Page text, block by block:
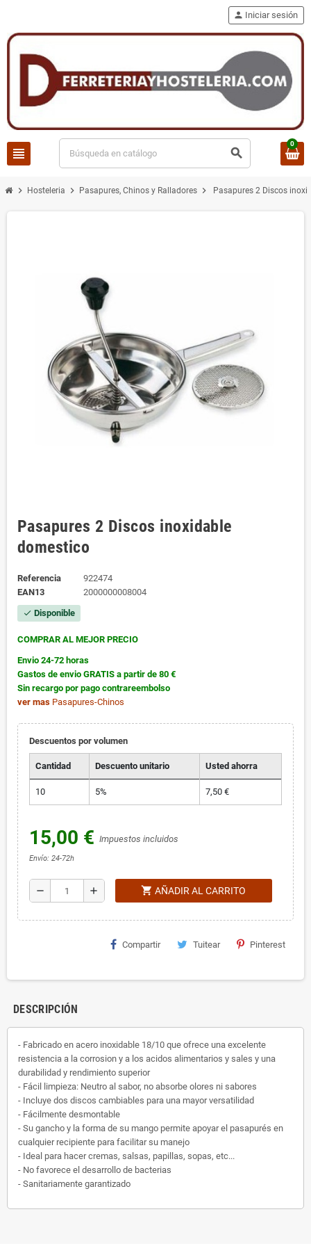
view_headline search
person Iniciar sesión
0
chevron_right Hosteleria chevron_right Pasapures, Chinos y Ralladores chevron_right Pasapures 2 Discos
Pasapures 2 Discos inoxidable
domestico
Referencia
922474
EAN13
2000000008004
check Disponible
COMPRAR AL MEJOR PRECIO
Envio 24-72 horas
Gastos de envio GRATIS a partir de 80 €
Sin recargo por pago contrareembolso
ver mas Pasapures-Chinos
Descuentos por volumen
Cantidad Descuento unitario Usted ahorra
10 5% 7,50 €
15,00 € Impuestos incluidos
Envío: 24-72h
remove add shopping_cart AÑADIR AL CARRITO
Compartir Tuitear Pinterest
DESCRIPCIÓN
- Fabricado en acero inoxidable 18/10 que ofrece una excelente
resistencia a la corrosion y a los acidos alimentarios y sales y una
durabilidad y rendimiento superior
- Fácil limpieza: Neutro al sabor, no absorbe olores ni sabores
- Incluye dos discos cambiables para una mayor versatilidad
- Fácilmente desmontable
- Su gancho y la forma de su mango permite apoyar el pasapurés en
cualquier recipiente para facilitar su manejo
- Ideal para hacer cremas, salsas, papillas, sopas, etc...
- No favorece el desarrollo de bacterias
- Sanitariamente garantizado